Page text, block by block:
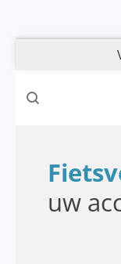
direct
hoofdinhoud
uw